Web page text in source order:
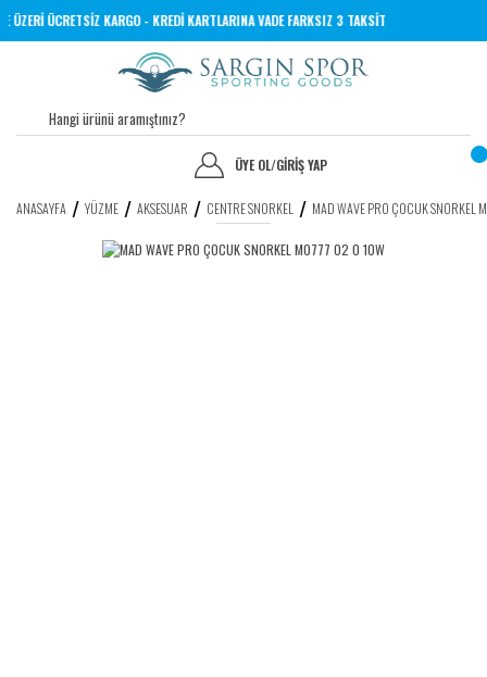
VE ÜZERİ ÜCRETSİZ KARGO - KREDİ KARTLARINA VADE FARKSIZ 3 TAKSİT
ÜYE OL/GİRİŞ YAP
ANASAYFA YÜZME AKSESUAR CENTRE SNORKEL MAD WAVE PRO ÇOCUK